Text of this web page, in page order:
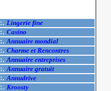
Lingerie fine
Casino
Annuaire mondial
Charme et Rencontres
Annuaire entreprises
Annuaire gratuit
Annudrive
Kroosty